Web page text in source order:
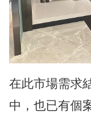
在此市場需求
中，也已有個